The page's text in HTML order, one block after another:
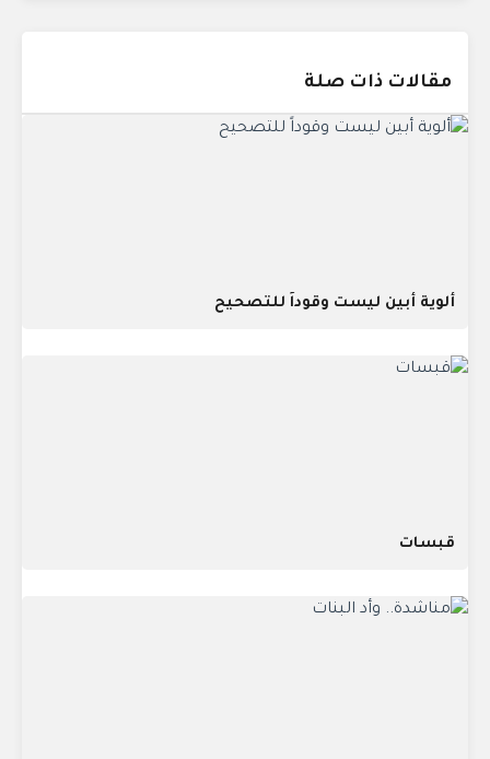
مقالات ذات صلة
ألوية أبين ليست وقوداً للتصحيح
قبسات